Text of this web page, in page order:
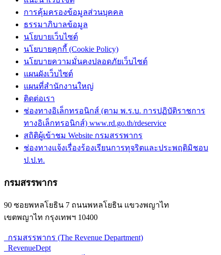
การคุ้มครองข้อมูลส่วนบุคคล
ธรรมาภิบาลข้อมูล
นโยบายเว็บไซต์
นโยบายคุกกี้ (Cookie Policy)
นโยบายความมั่นคงปลอดภัยเว็บไซต์
แผนผังเว็บไซต์
แผนที่สำนักงานใหญ่
ติดต่อเรา
ช่องทางอิเล็กทรอนิกส์ (ตาม พ.ร.บ. การปฏิบัติราชการ
ทางอิเล็กทรอนิกส์) www.rd.go.th/rdeservice
สถิติผู้เข้าชม Website กรมสรรพากร
ช่องทางแจ้งเรื่องร้องเรียนการทุจริตและประพฤติมิชอบ
ป.ป.ท.
กรมสรรพากร
90 ซอยพหลโยธิน 7 ถนนพหลโยธิน แขวงพญาไท
เขตพญาไท กรุงเทพฯ 10400
กรมสรรพากร (The Revenue Department)
RevenueDept